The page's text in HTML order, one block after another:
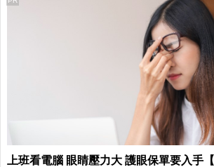
上班看電腦 眼睛壓力大 護眼保單要入手